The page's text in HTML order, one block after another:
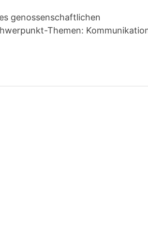
genossenschaftlichen
Themen: